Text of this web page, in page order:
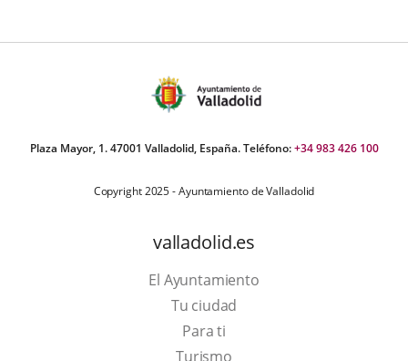
Plaza Mayor, 1. 47001 Valladolid, España. Teléfono:+34 983 426 100
Copyright 2025 - Ayuntamiento de Valladolid
valladolid.es
El Ayuntamiento
Tu ciudad
Para ti
TurismoEste